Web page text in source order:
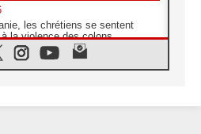
les chrétiens se sentent
la violence des colons
sanctuaire de Notre Dame du